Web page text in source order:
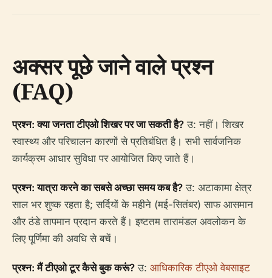
अक्सर पूछे जाने वाले प्रश्न
(FAQ)
प्रश्न: क्या जनता टीएओ शिखर पर जा सकती है? उ: नहीं। शिखर
स्वास्थ्य और परिचालन कारणों से प्रतिबंधित है। सभी सार्वजनिक
कार्यक्रम आधार सुविधा पर आयोजित किए जाते हैं।
प्रश्न: यात्रा करने का सबसे अच्छा समय कब है? उ: अटाकामा क्षेत्र
साल भर शुष्क रहता है; सर्दियों के महीने (मई-सितंबर) साफ आसमान
और ठंडे तापमान प्रदान करते हैं। इष्टतम तारामंडल अवलोकन के
लिए पूर्णिमा की अवधि से बचें।
प्रश्न: मैं टीएओ टूर कैसे बुक करूं? उ: आधिकारिक टीएओ वेबसाइट